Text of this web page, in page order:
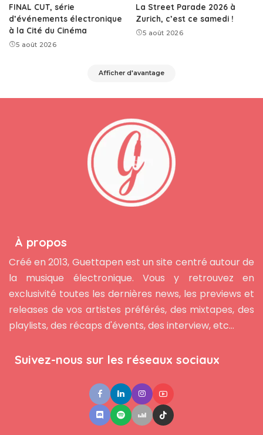
FINAL CUT, série
d’événements électronique
à la Cité du Cinéma
5 août 2026
La Street Parade 2026 à
Zurich, c’est ce samedi !
5 août 2026
Afficher d'avantage
À propos
Créé en 2013, Guettapen est un site centré autour de
la musique électronique. Vous y retrouvez en
exclusivité toutes les dernières news, les previews et
releases de vos artistes préférés, des mixtapes, des
playlists, des récaps d'évents, des interview, etc...
Suivez-nous sur les réseaux sociaux